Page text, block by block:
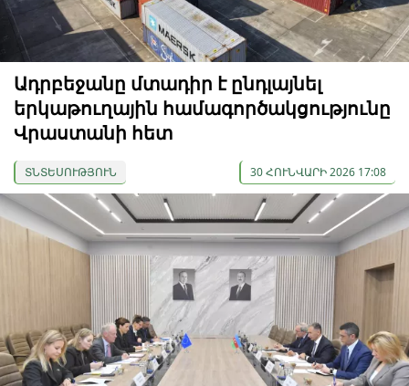
Ադրբեջանը մտադիր է ընդլայնել
երկաթուղային համագործակցությունը
Վրաստանի հետ
ՏՆՏԵՍՈՒԹՅՈՒՆ 30 ՀՈՒՆՎԱՐԻ 2026 17:08